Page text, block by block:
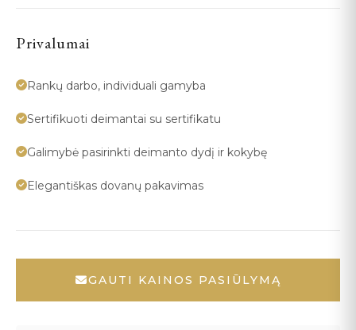
Privalumai
Rankų darbo, individuali gamyba
Sertifikuoti deimantai su sertifikatu
Galimybė pasirinkti deimanto dydį ir kokybę
Elegantiškas dovanų pakavimas
GAUTI KAINOS PASIŪLYMĄ